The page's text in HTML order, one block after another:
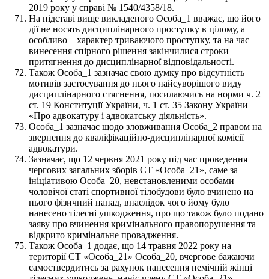
2019 року у справі № 1540/4358/18.
На підставі вище викладеного Особа_1 вважає, що його
дії не носять дисциплінарного проступку в цілому, а
особливо – характер триваючого проступку, та на час
винесення спірного рішення закінчилися строки
притягнення до дисциплінарної відповідальності.
Також Особа_1 зазначає свою думку про відсутність
мотивів застосування до нього найсуворішого виду
дисциплінарного стягнення, посилаючись на норми ч. 2
ст. 19 Конституції України, ч. 1 ст. 35 Закону України
«Про адвокатуру і адвокатську діяльність».
Особа_1 зазначає щодо зловживання Особа_2 правом на
звернення до кваліфікаційно-дисциплінарної комісії
адвокатури.
Зазначає, що 12 червня 2021 року під час проведення
чергових загальних зборів СТ «Особа_21», саме за
ініціативою Особа_20, невстановленими особами
чоловічої статі спортивної тілобудови було вчинено на
нього фізичний напад, внаслідок чого йому було
нанесено тілесні ушкодження, про що також було подано
заяву про вчинення кримінального правопорушення та
відкрито кримінальне провадження.
Також Особа_1 додає, що 14 травня 2022 року на
території СТ «Особа_21» Особа_20, вчергове бажаючи
самоствердитись за рахунок нанесення немічній жінці